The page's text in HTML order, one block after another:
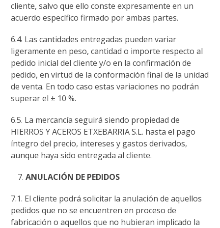
cliente, salvo que ello conste expresamente en un
acuerdo específico firmado por ambas partes.
6.4. Las cantidades entregadas pueden variar
ligeramente en peso, cantidad o importe respecto al
pedido inicial del cliente y/o en la confirmación de
pedido, en virtud de la conformación final de la unidad
de venta. En todo caso estas variaciones no podrán
superar el ± 10 %.
6.5. La mercancía seguirá siendo propiedad de
HIERROS Y ACEROS ETXEBARRIA S.L. hasta el pago
íntegro del precio, intereses y gastos derivados,
aunque haya sido entregada al cliente.
ANULACIÓN DE PEDIDOS
7.1. El cliente podrá solicitar la anulación de aquellos
pedidos que no se encuentren en proceso de
fabricación o aquellos que no hubieran implicado la